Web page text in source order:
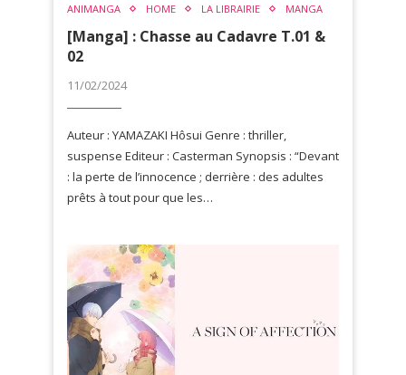
ANIMANGA HOME LA LIBRAIRIE MANGA
[Manga] : Chasse au Cadavre T.01 &
02
11/02/2024
Auteur : YAMAZAKI Hôsui Genre : thriller,
suspense Editeur : Casterman Synopsis : “Devant
: la perte de l’innocence ; derrière : des adultes
prêts à tout pour que les…